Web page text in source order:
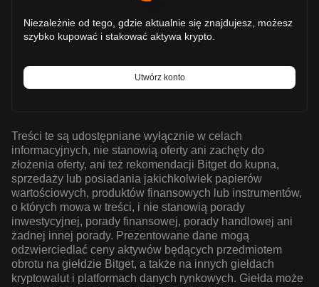
Niezależnie od tego, gdzie aktualnie się znajdujesz, możesz
szybko kupować i stakować aktywa krypto.
Utwórz konto
Treści te są udostępniane wyłącznie w celach
informacyjnych, nie stanowią oferty ani zachęty do
złożenia oferty, ani też rekomendacji Bitget do kupna,
sprzedaży lub posiadania jakichkolwiek papierów
wartościowych, produktów finansowych lub instrumentów,
o których mowa w treści, i nie stanowią porady
inwestycyjnej, porady finansowej, porady handlowej ani
żadnej innej porady. Prezentowane dane mogą
odzwierciedlać ceny aktywów będących przedmiotem
obrotu na giełdzie Bitget, a także na innych giełdach
kryptowalut i platformach danych rynkowych. Giełda może